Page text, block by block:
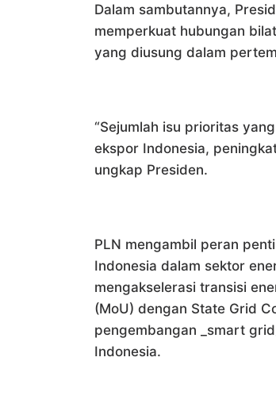
Dalam sambutannya,
memperkuat hubungan
yang diusung dalam
“Sejumlah isu prioritas
ekspor Indonesia,
ungkap Presiden.
PLN mengambil peran
Indonesia dalam sektor
mengakselerasi transisi
(MoU) dengan State Grid
pengembangan _smart
Indonesia.